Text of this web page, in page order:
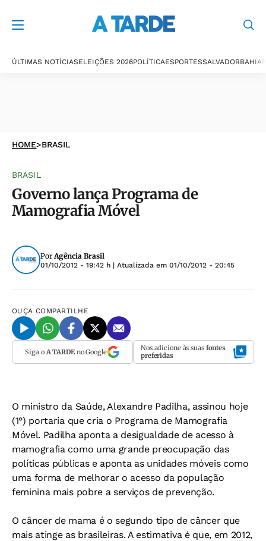
ÚLTIMAS NOTÍCIASELEIÇÕES 2026POLÍTICAESPORTESSALVADORBAHIA
HOME>BRASIL
BRASIL
Governo lança Programa de
Mamografia Móvel
PorAgência Brasil
01/10/2012 - 19:42 h | Atualizada em 01/10/2012 - 20:45
OUÇA COMPARTILHE
Siga o A TARDEno Google Nos adicione às suas fontes
preferidas
O ministro da Saúde, Alexandre Padilha, assinou hoje
(1°) portaria que cria o Programa de Mamografia
Móvel. Padilha aponta a desigualdade de acesso à
mamografia como uma grande preocupação das
políticas públicas e aponta as unidades móveis como
uma forma de melhorar o acesso da população
feminina mais pobre a serviços de prevenção.
O câncer de mama é o segundo tipo de câncer que
mais atinge as brasileiras. A estimativa é que, em 2012,